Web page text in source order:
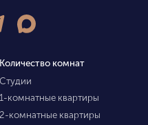
Количество комнат
Студии
1-комнатные квартиры
2-комнатные квартиры